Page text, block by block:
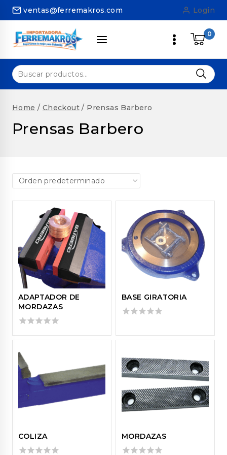
Skip
ventas@ferremakros.com Login
0
Buscar
por:
Home / Checkout / Prensas Barbero
Prensas Barbero
ADAPTADOR DE
MORDAZAS
0
out
of
5
BASE GIRATORIA
out
of
COLIZA MORDAZAS